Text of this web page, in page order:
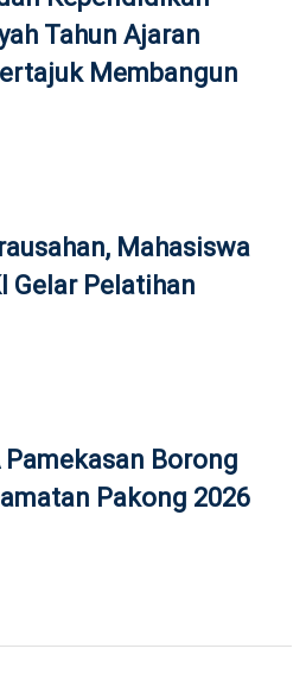
Tahun Ajaran
Membangun
Mahasiswa
Gelar Pelatihan
Pamekasan Borong
Pakong 2026